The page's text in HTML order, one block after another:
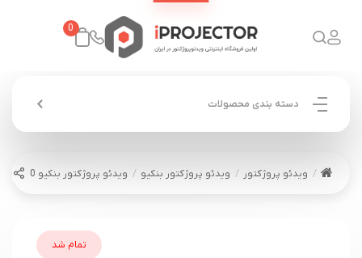
0
دسته بندی محصولات
ویدئو پروژکتور ویدئو پروژکتور بنکیو ویدئو پروژکتور بنکیو BENQ W5800
تمام شد